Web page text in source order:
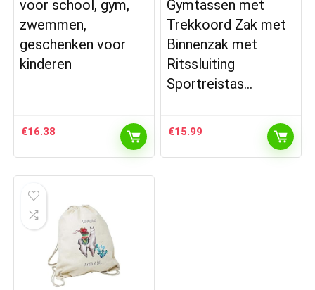
voor school, gym,
zwemmen,
geschenken voor
kinderen
€16.38
Gymtassen met
Trekkoord Zak met
Binnenzak met
Ritssluiting
Sportreistas…
€15.99